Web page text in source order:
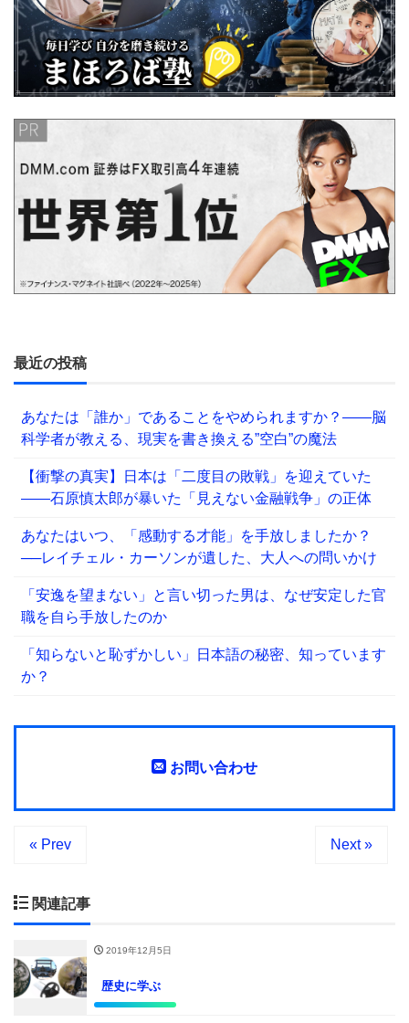
最近の投稿
あなたは「誰か」であることをやめられますか？——脳
科学者が教える、現実を書き換える”空白”の魔法
【衝撃の真実】日本は「二度目の敗戦」を迎えていた
――石原慎太郎が暴いた「見えない金融戦争」の正体
あなたはいつ、「感動する才能」を手放しましたか？
──レイチェル・カーソンが遺した、大人への問いかけ
「安逸を望まない」と言い切った男は、なぜ安定した官
職を自ら手放したのか
「知らないと恥ずかしい」日本語の秘密、知っています
か？
お問い合わせ
« Prev Next »
関連記事
2019年12月5日
歴史に学ぶ